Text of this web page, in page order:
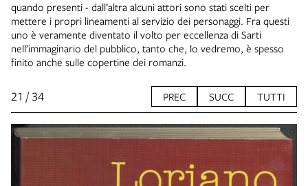
quando presenti - dall’altra alcuni attori sono stati scelti per
mettere i propri lineamenti al servizio dei personaggi. Fra questi
uno è veramente diventato il volto per eccellenza di Sarti
nell’immaginario del pubblico, tanto che, lo vedremo, è spesso
finito anche sulle copertine dei romanzi.
21 / 34 PREC SUCC TUTTI